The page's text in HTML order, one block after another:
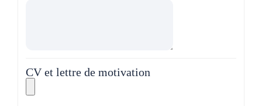
CV et lettre de motivation